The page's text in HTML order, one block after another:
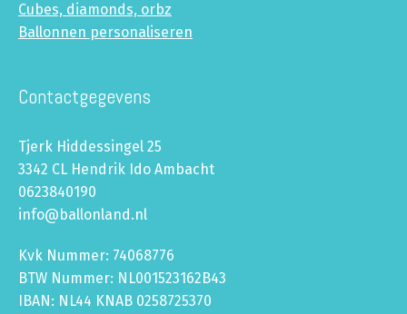
Cubes, diamonds, orbz
Ballonnen personaliseren
Contactgegevens
Tjerk Hiddessingel 25
3342 CL Hendrik Ido Ambacht
0623840190
info@ballonland.nl
Kvk Nummer: 74068776
BTW Nummer: NL001523162B43
IBAN: NL44 KNAB 0258725370